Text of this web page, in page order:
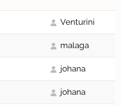
Venturini
malaga
johana
johana